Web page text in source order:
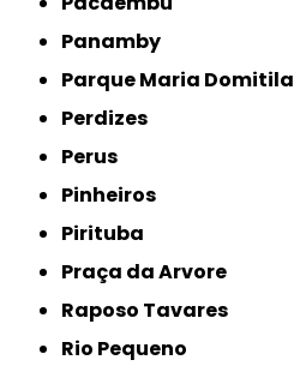
Panamby
Parque Maria Domitila
Perdizes
Perus
Pinheiros
Pirituba
Praça da Arvore
Raposo Tavares
Rio Pequeno